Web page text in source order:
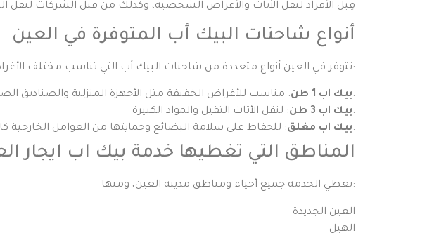
قِبل الأفراد لنقل الأثاث والأغراض الشخصية، وكذلك من قبل الشركات لنقل
أنواع شاحنات البيك أب المتوفرة في العين
تتوفر في العين أنواع متعددة من شاحنات البيك أب التي تناسب مختلف الأغراض:
بيك اب 1 طن: مناسب للأغراض الخفيفة مثل الأجهزة المنزلية والصناديق الصغيرة.
بيك اب 3 طن: لنقل الأثاث الثقيل والمواد الكبيرة.
بيك اب مغلق: للحفاظ على سلامة البضائع وحمايتها من العوامل الخارجية كالحرارة والأمطار.
المناطق التي تغطيها خدمة بيك اب ايجار
تغطي الخدمة جميع أحياء ومناطق مدينة العين، ومنها:
العين الجديدة
الهيل